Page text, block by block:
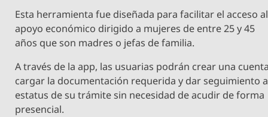
Esta herramienta fue diseñada para facilitar el acceso al
apoyo económico dirigido a mujeres de entre 25 y 45
años que son madres o jefas de familia.
A través de la app, las usuarias podrán crear una
cargar la documentación requerida y dar seguimiento
estatus de su trámite sin necesidad de acudir de forma
presencial.